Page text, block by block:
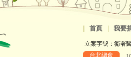
首頁 我要
立案字號：衛署
台北總會